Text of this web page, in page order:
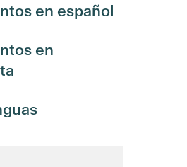
en español
en